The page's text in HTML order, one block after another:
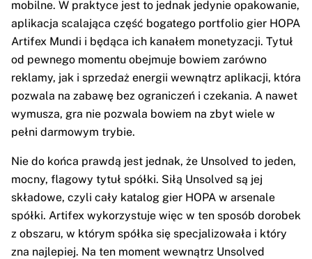
mobilne. W praktyce jest to jednak jedynie opakowanie,
aplikacja scalająca część bogatego portfolio gier HOPA
Artifex Mundi i będąca ich kanałem monetyzacji. Tytuł
od pewnego momentu obejmuje bowiem zarówno
reklamy, jak i sprzedaż energii wewnątrz aplikacji, która
pozwala na zabawę bez ograniczeń i czekania. A nawet
wymusza, gra nie pozwala bowiem na zbyt wiele w
pełni darmowym trybie.
Nie do końca prawdą jest jednak, że Unsolved to jeden,
mocny, flagowy tytuł spółki. Siłą Unsolved są jej
składowe, czyli cały katalog gier HOPA w arsenale
spółki. Artifex wykorzystuje więc w ten sposób dorobek
z obszaru, w którym spółka się specjalizowała i który
zna najlepiej. Na ten moment wewnątrz Unsolved